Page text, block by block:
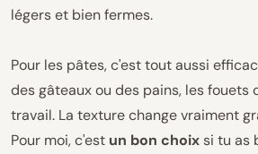
légers et bien fermes.
Pour les pâtes, c'est tout aussi
des gâteaux ou des pains, les fouets
travail. La texture change vraiment
Pour moi, c'est un bon choixsi tu as